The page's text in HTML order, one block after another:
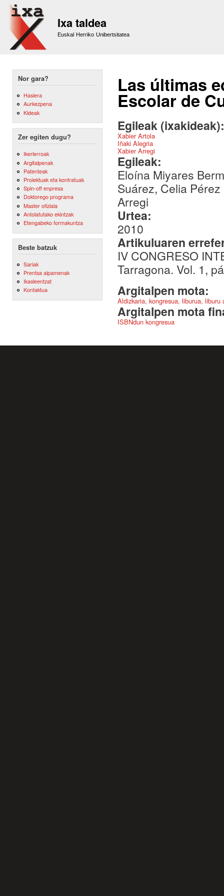
Ixa taldea
Euskal Herriko Unibertsitatea
Nor gara?
Hasiera
Aurkezpena
Kideak
Zer egiten dugu?
Ikerlerroak
Argitalpenak
Patenteak
Proiektuak eta kontratuak
Spin-off enpresa
Doktorego programa
Master ofiziala
Antolatutako ekintzak
Etengabeko formakuntza
Beste batzuk
Sariak
Prentsa aipamenak
Ikasleentzat
Kontaktua
Las últimas
Escolar de
Egileak
Xabier Artola
Iñaki Alegria
Xabier Arregi
Egileak:
Eloína Miyares
Suárez, Celia
Arregi
Urtea:
2010
Artikuluaren
IV CONGRESO
Tarragona. Vol. 1,
Argitalpen mota:
Aldizkaria, kongresua, liburua,
Argitalpen mota
ISBNdun kongresua